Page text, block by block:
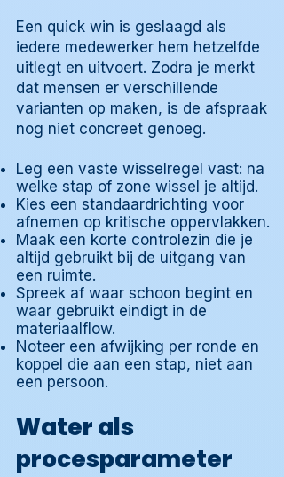
Een quick win is geslaagd als
iedere medewerker hem hetzelfde
uitlegt en uitvoert. Zodra je merkt
dat mensen er verschillende
varianten op maken, is de afspraak
nog niet concreet genoeg.
Leg een vaste wisselregel vast: na
welke stap of zone wissel je altijd.
Kies een standaardrichting voor
afnemen op kritische oppervlakken.
Maak een korte controlezin die je
altijd gebruikt bij de uitgang van
een ruimte.
Spreek af waar schoon begint en
waar gebruikt eindigt in de
materiaalflow.
Noteer een afwijking per ronde en
koppel die aan een stap, niet aan
een persoon.
Water als
procesparameter